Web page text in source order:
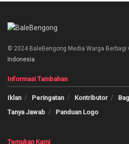
© 2024 BaleBengong Media Warga Berbagi
Indonesia
Informasi Tambahan
Iklan Peringatan Kontributor
Tanya Jawab
Panduan Logo
Temukan Kami